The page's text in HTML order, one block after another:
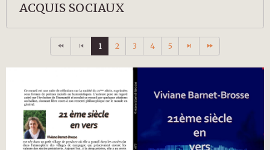
ACQUIS SOCIAUX
1 2 3 4 5